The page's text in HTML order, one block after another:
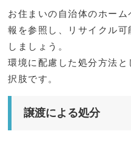
お住まいの自治体のホー
報を参照し、リサイクル
しましょう。
環境に配慮した処分方法
択肢です。
譲渡による処分